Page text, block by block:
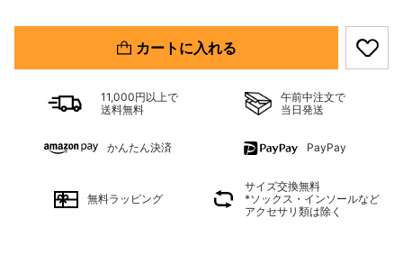
カートに入れる
11,000円以上で
送料無料
午前中注文で
当日発送
かんたん決済 PayPay
無料ラッピング
サイズ交換無料
*ソックス・インソールなど
アクセサリ類は除く